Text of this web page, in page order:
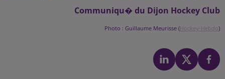
Communiqu� du Dijon Hockey Club
Photo : Guillaume Meurisse (Hockey-Hebdo)